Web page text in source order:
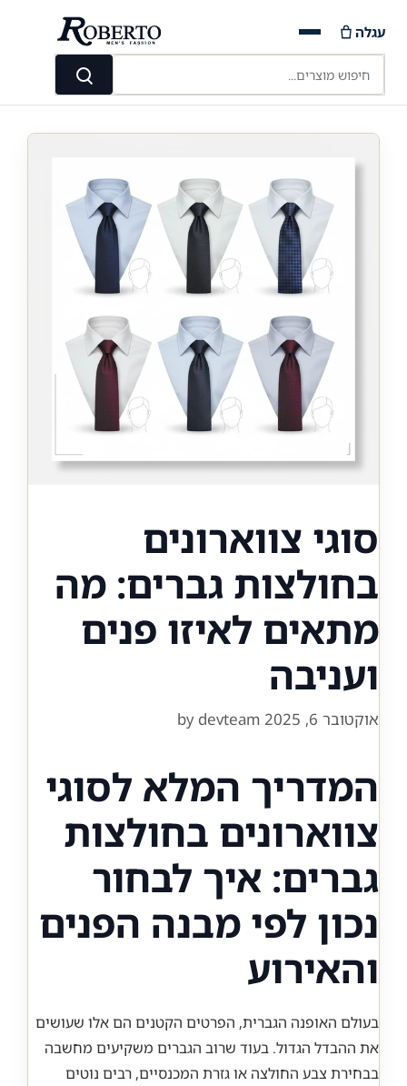
content
חיפוש מוצרים...
חיפוש
עגלה
סוגי צווארונים
בחולצות גברים: מה
מתאים לאיזו פנים
ועניבה
אוקטובר 6, 2025 by devteam
המדריך המלא לסוגי
צווארונים בחולצות
גברים: איך לבחור
נכון לפי מבנה הפנים
והאירוע
בעולם האופנה הגברית, הפרטים הקטנים הם אלו שעושים
את ההבדל הגדול. בעוד שרוב הגברים משקיעים מחשבה
בבחירת צבע החולצה או גזרת המכנסיים, רבים נוטים